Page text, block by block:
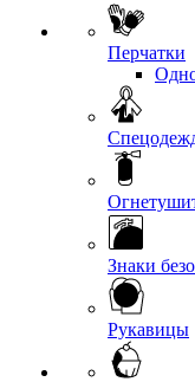
Перчатки
Знаки
Рукавицы